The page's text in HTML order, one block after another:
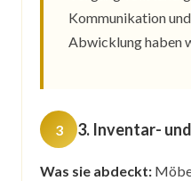
Kommunikation
Abwicklung haben
3. Inventar-
Was sie abdeckt: